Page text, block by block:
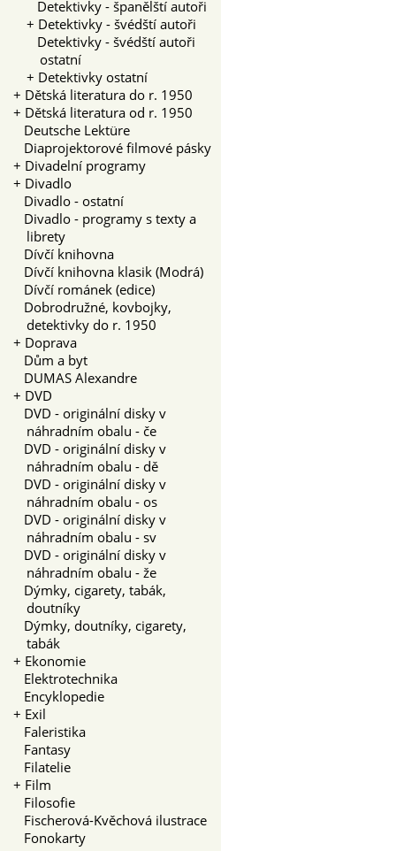
Detektivky - španělští autoři
+ Detektivky - švédští autoři
Detektivky - švédští autoři
ostatní
+ Detektivky ostatní
+ Dětská literatura do r. 1950
+ Dětská literatura od r. 1950
Deutsche Lektüre
Diaprojektorové filmové pásky
+ Divadelní programy
+ Divadlo
Divadlo - ostatní
Divadlo - programy s texty a
librety
Dívčí knihovna
Dívčí knihovna klasik (Modrá)
Dívčí románek (edice)
Dobrodružné, kovbojky,
detektivky do r. 1950
+ Doprava
Dům a byt
DUMAS Alexandre
+ DVD
DVD - originální disky v
náhradním obalu - če
DVD - originální disky v
náhradním obalu - dě
DVD - originální disky v
náhradním obalu - os
DVD - originální disky v
náhradním obalu - sv
DVD - originální disky v
náhradním obalu - že
Dýmky, cigarety, tabák,
doutníky
Dýmky, doutníky, cigarety,
tabák
+ Ekonomie
Elektrotechnika
Encyklopedie
+ Exil
Faleristika
Fantasy
Filatelie
+ Film
Filosofie
Fischerová-Kvěchová ilustrace
Fonokarty